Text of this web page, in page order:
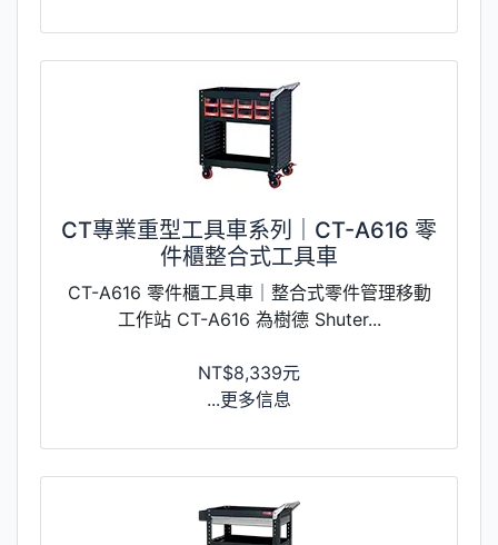
CT專業重型工具車系列｜CT-A616 零
件櫃整合式工具車
CT-A616 零件櫃工具車｜整合式零件管理移動
工作站 CT-A616 為樹德 Shuter...
NT$8,339元
...更多信息